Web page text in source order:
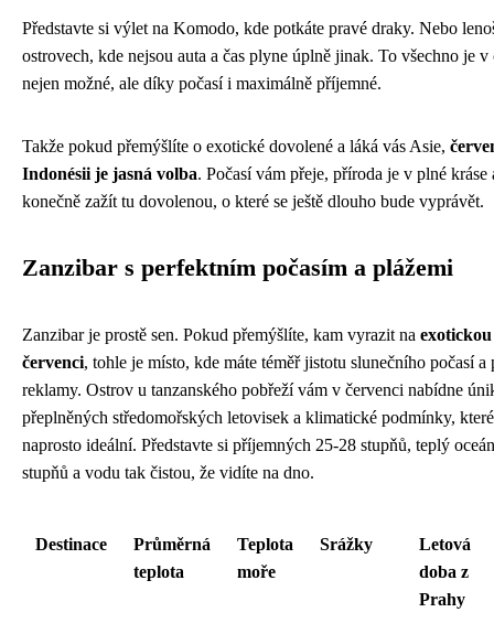
Představte si výlet na Komodo, kde potkáte pravé draky. Nebo
ostrovech, kde nejsou auta a čas plyne úplně jinak. To všechno je v
nejen možné, ale díky počasí i maximálně příjemné.
Takže pokud přemýšlíte o exotické dovolené a láká vás Asie,
Indonésii je jasná volba. Počasí vám přeje, příroda je v plné kráse
konečně zažít tu dovolenou, o které se ještě dlouho bude vyprávět.
Zanzibar s perfektním počasím a plážemi
Zanzibar je prostě sen. Pokud přemýšlíte, kam vyrazit na
červenci, tohle je místo, kde máte téměř jistotu slunečního počasí a
reklamy. Ostrov u tanzanského pobřeží vám v červenci nabídne
přeplněných středomořských letovisek a klimatické podmínky,
naprosto ideální. Představte si příjemných 25-28 stupňů, teplý
stupňů a vodu tak čistou, že vidíte na dno.
Destinace
Průměrná
teplota
Teplota
moře
Srážky
Letová
doba z
Prahy